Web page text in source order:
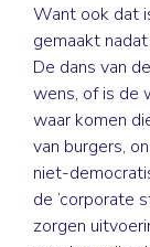
Want ook dat
gemaakt
De dans van
wens, of is de
waar komen
van burgers,
niet-
de ‘corporate
zorgen